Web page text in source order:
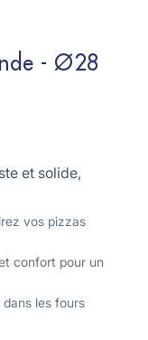
- Ø28
et solide,
vos pizzas
confort pour un
dans les fours